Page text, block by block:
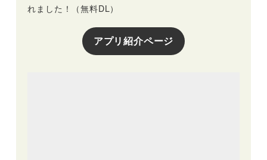
れました！（無料DL）
アプリ紹介ページ